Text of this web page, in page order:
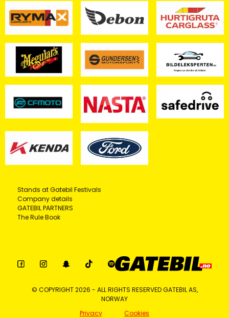
Stands at Gatebil Festivals
Company details
GATEBIL PARTNERS
The Rule Book
© COPYRIGHT 2026 - ALL RIGHTS RESERVED GATEBIL AS,
NORWAY
Privacy
Cookies